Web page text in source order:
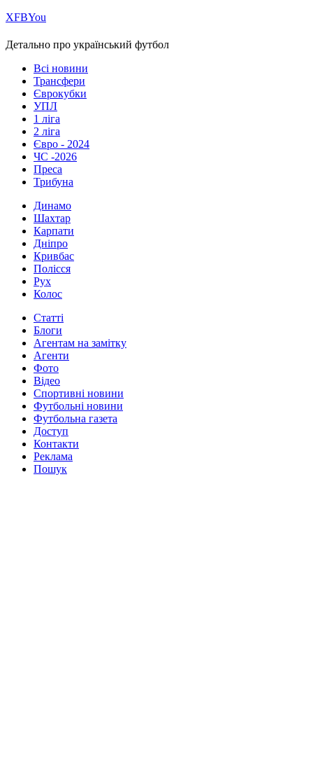
ХFBYou
Детально про український футбол
Всі новини
Трансфери
Єврокубки
УПЛ
1 ліга
2 ліга
Євро - 2024
ЧС -2026
Преса
Трибуна
Динамо
Шахтар
Карпати
Дніпро
Кривбас
Полісся
Рух
Колос
Статті
Блоги
Агентам на замітку
Агенти
Фото
Відео
Спортивні новини
Футбольні новини
Футбольна газета
Доступ
Контакти
Реклама
Пошук